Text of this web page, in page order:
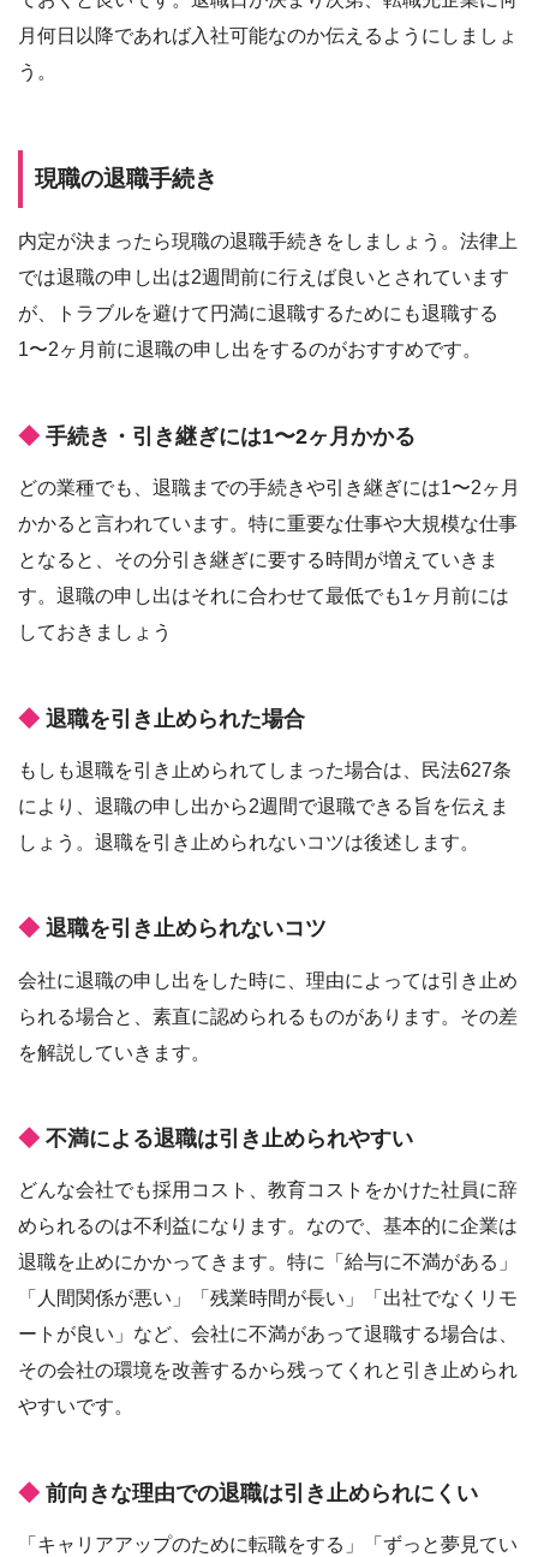
月何日以降であれば入社可能なのか伝えるようにしましょ
う。
現職の退職手続き
内定が決まったら現職の退職手続きをしましょう。法律上
では退職の申し出は2週間前に行えば良いとされています
が、トラブルを避けて円満に退職するためにも退職する
1〜2ヶ月前に退職の申し出をするのがおすすめです。
手続き・引き継ぎには1〜2ヶ月かかる
どの業種でも、退職までの手続きや引き継ぎには1〜2ヶ月
かかると言われています。特に重要な仕事や大規模な仕事
となると、その分引き継ぎに要する時間が増えていきま
す。退職の申し出はそれに合わせて最低でも1ヶ月前には
しておきましょう
退職を引き止められた場合
もしも退職を引き止められてしまった場合は、民法627条
により、退職の申し出から2週間で退職できる旨を伝えま
しょう。退職を引き止められないコツは後述します。
退職を引き止められないコツ
会社に退職の申し出をした時に、理由によっては引き止め
られる場合と、素直に認められるものがあります。その差
を解説していきます。
不満による退職は引き止められやすい
どんな会社でも採用コスト、教育コストをかけた社員に辞
められるのは不利益になります。なので、基本的に企業は
退職を止めにかかってきます。特に「給与に不満がある」
「人間関係が悪い」「残業時間が長い」「出社でなくリモ
ートが良い」など、会社に不満があって退職する場合は、
その会社の環境を改善するから残ってくれと引き止められ
やすいです。
前向きな理由での退職は引き止められにくい
「キャリアアップのために転職をする」「ずっと夢見てい